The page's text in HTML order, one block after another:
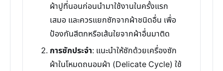
ผ้าปูที่นอนก่อนนำมาใช้งานในครั้งแรก
เสมอ และควรแยกซักจากผ้าชนิดอื่น เพื่อ
ป้องกันสีตกหรือเส้นใยจากผ้าอื่นมาติด
การซักประจำ: แนะนำให้ซักด้วยเครื่องซัก
ผ้าในโหมดถนอมผ้า (Delicate Cycle) ใช้